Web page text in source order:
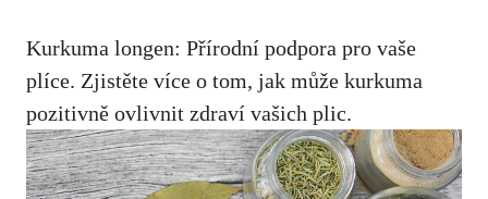
Kurkuma longen: Přírodní podpora⁤ pro vaše
plíce. Zjistěte ‌více o tom, jak může kurkuma
pozitivně ovlivnit zdraví vašich⁤ plic.